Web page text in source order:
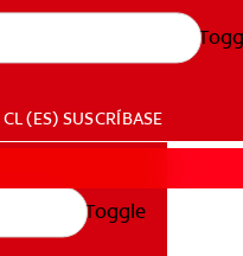
CL (ES) SUSCRÍBASE
Toggle